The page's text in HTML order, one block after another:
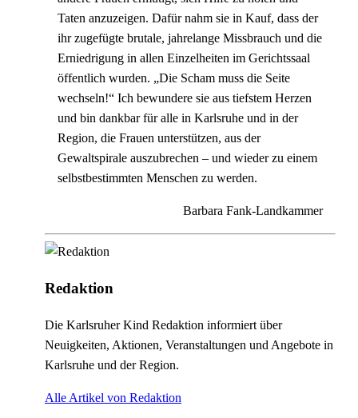
Taten anzuzeigen. Dafür nahm sie in Kauf, dass der
ihr zugefügte brutale, jahrelange Missbrauch und die
Erniedrigung in allen Einzelheiten im Gerichtssaal
öffentlich wurden. „Die Scham muss die Seite
wechseln!“ Ich bewundere sie aus tiefstem Herzen
und bin dankbar für alle in Karlsruhe und in der
Region, die Frauen unterstützen, aus der
Gewaltspirale auszubrechen – und wieder zu einem
selbstbestimmten Menschen zu werden.
Barbara Fank-Landkammer
Redaktion
Die Karlsruher Kind Redaktion informiert über
Neuigkeiten, Aktionen, Veranstaltungen und Angebote in
Karlsruhe und der Region.
Alle Artikel von Redaktion